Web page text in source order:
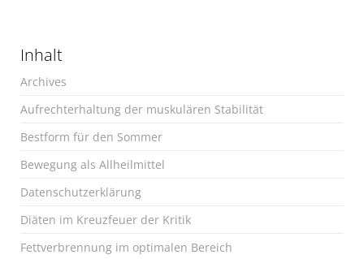
Inhalt
Archives
Aufrechterhaltung der muskulären Stabilität
Bestform für den Sommer
Bewegung als Allheilmittel
Datenschutzerklärung
Diäten im Kreuzfeuer der Kritik
Fettverbrennung im optimalen Bereich